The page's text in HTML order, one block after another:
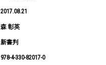
2017.08.21
森 彰英
新書判
978-4-330-82017-0